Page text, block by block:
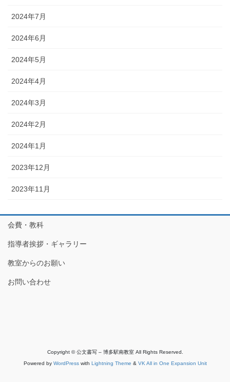
2024年7月
2024年6月
2024年5月
2024年4月
2024年3月
2024年2月
2024年1月
2023年12月
2023年11月
会費・教科
指導者挨拶・ギャラリー
教室からのお願い
お問い合わせ
Copyright © 公文書写 – 博多駅南教室 All Rights Reserved.
Powered by WordPresswith Lightning Theme & VK All in One Expansion Unit